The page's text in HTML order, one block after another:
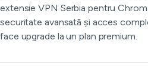
extensie VPN Serbia pentru
securitate avansată și acces
face upgrade la un plan premium.